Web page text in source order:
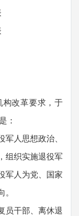
改革要求，于
：
人思想政治、
组织实施退役军
军人为党、国家
干部、离休退